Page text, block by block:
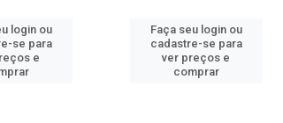
login ou
se para
e
Faça seu login ou
cadastre-se para
ver preços e
comprar